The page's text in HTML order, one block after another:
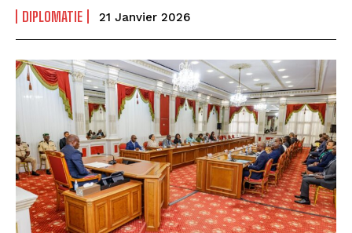
DIPLOMATIE 21 Janvier 2026